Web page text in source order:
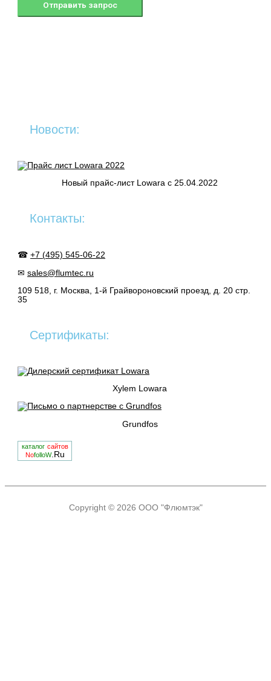
Новости:
Новый прайс-лист Lowara c 25.04.2022
Контакты:
☎+7 (495) 545-06-22
✉sales@flumtec.ru
109 518, г. Москва, 1-й Грайвороновский проезд, д. 20 стр.
35
Сертификаты:
Xylem Lowara
Grundfos
каталог сайтов
NofolloW.Ru
Copyright © 2026 ООО "Флюмтэк"